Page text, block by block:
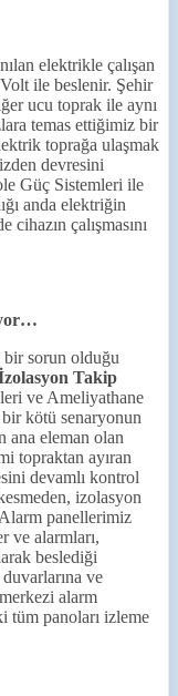
elektrikle çalışan
ile beslenir. Şehir
ucu toprak ile aynı
temas ettiğimiz bir
toprağa ulaşmak
devresini
Güç Sistemleri ile
anda elektriğin
çalışmasını
sorun olduğu
Takip
ve Ameliyathane
kötü senaryonun
ana eleman olan
topraktan ayıran
devamlı kontrol
izolasyon
panellerimiz
ve alarmları,
beslediği
ve
alarm
tüm panoları izleme